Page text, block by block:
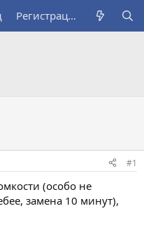
Регистрация
#1
(особо не
замена 10 минут),